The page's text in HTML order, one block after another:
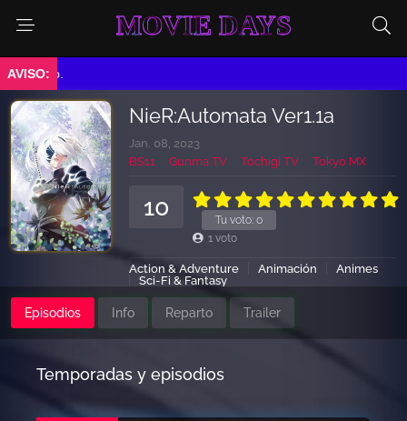
MOVIE DAYS
NieR:Automata Ver1.1a
Jan. 08, 2023
BS11
Gunma TV Tochigi TV Tokyo MX
Tu voto: 0
10
1 voto
Action & Adventure Animación
Animes
Sci-Fi & Fantasy
Episodios Info Reparto Trailer
Temporadas y episodios